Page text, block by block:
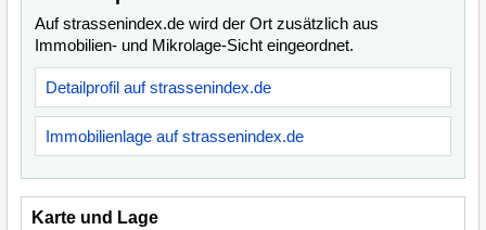
Auf strassenindex.de wird der Ort zusätzlich aus
Immobilien- und Mikrolage-Sicht eingeordnet.
Detailprofil auf strassenindex.de
Immobilienlage auf strassenindex.de
Karte und Lage